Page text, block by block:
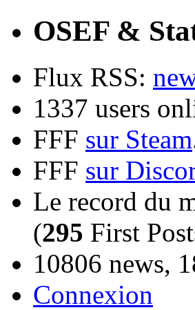
OSEF &
Flux RSS:
1337 users
FFF sur Steam
FFF sur
Le record du
(295 First
10806 news,
Connexion